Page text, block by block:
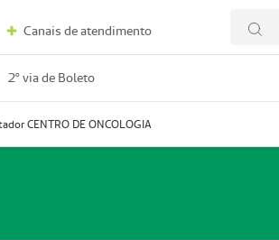
Canais de atendimento
2º via de Boleto
CENTRO DE ONCOLOGIA